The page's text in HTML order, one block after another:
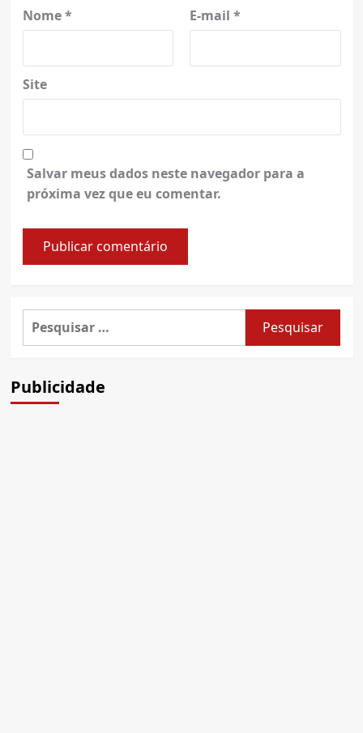
Nome* E-mail *
Site
Salvar meus dados neste navegador para a
próxima vez que eu comentar.
Pesquisar
Publicidade